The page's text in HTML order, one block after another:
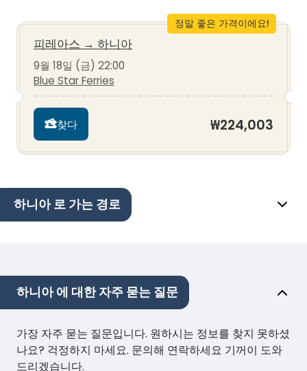
정말 좋은 가격이에요!
피레아스 → 하니아
9월 18일 (금) 22:00
Blue Star Ferries
찾다 ₩224,003
하니아 로 가는 경로
하니아 에 대한 자주 묻는 질문
가장 자주 묻는 질문입니다. 원하시는 정보를 찾지 못하셨
나요? 걱정하지 마세요. 문의해 연락하세요 기꺼이 도와
드리겠습니다.